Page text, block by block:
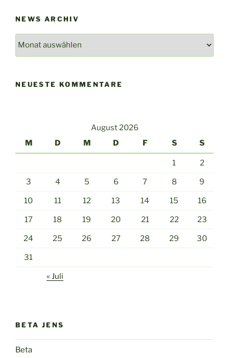
NEWS ARCHIV
News
NEUESTE KOMMENTARE
August 2026
M
D M D F S S
1 2
3 4 5 6 7 8 9
10 11 12 13 14 15 16
17 18 19 20 21 22 23
24 25 26 27 28 29 30
31
« Juli
BETA JENS
Beta